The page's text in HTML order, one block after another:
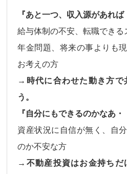
『あと一つ、収入源があれば
給与体制の不安、転職できる
年金問題、将来の事よりも
お考えの方
→時代に合わせた動き方で
う。
『自分にもできるのかなあ・
資産状況に自信が無く、自
のか不安な方
→不動産投資はお金持ちだ